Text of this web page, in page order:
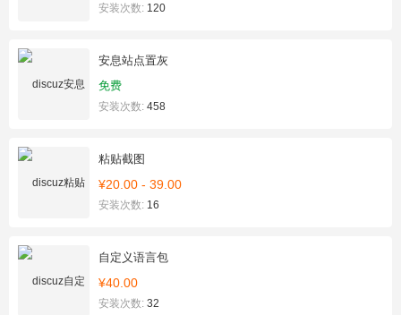
安装次数: 120
安息站点置灰
免费
安装次数: 458
粘贴截图
¥20.00 - 39.00
安装次数: 16
自定义语言包
¥40.00
安装次数: 32